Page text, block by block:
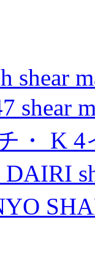
shear
shear
・ K